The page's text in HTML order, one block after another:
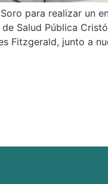
para realizar un
Salud Pública
Fitzgerald, junto a